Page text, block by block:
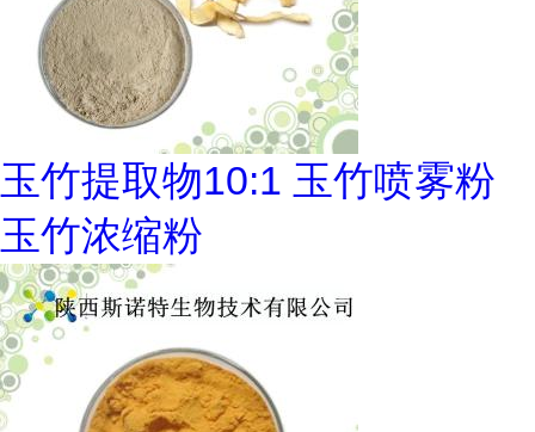
玉竹提取物10:1 玉竹喷雾粉
玉竹浓缩粉